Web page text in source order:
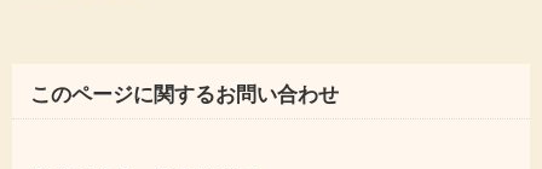
このページに関するお問い合わせ